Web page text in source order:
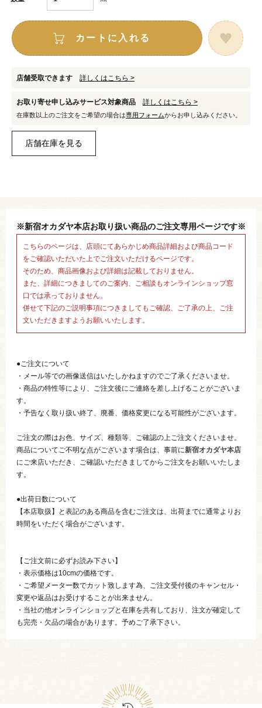
カートに入れる
店舗受取できます 詳しくはこちら >
お取り寄せ申し込みサービス対象商品 詳しくはこちら >
在庫数以上のご注文をご希望の場合は専用フォームからお申し込みください。
※新宿オカダヤ本店お取り扱い商品のご注文専用ページです※
こちらのページは、店頭にてあらかじめ商品詳細および商品コード
をご確認いただいた上でご注文いただけるページです。
そのため、商品画像および詳細は記載しておりません。
また、詳細につきましてのご案内、ご相談もオンラインショップ窓
口では承っておりません。
併せて下記のご説明事項につきましてもご確認、ご了承の上、ご注
文いただきますようお願いいたします。
●ご注文について
・メール等での画像送信はいたしかねますのでご了承くださいませ。
・商品の特性等により、ご注文後にご連絡を差し上げることがございま
す。
・予告なく取り扱い終了、廃番、価格変更になる可能性がございます。
ご注文の際はお色、サイズ、種類等、ご確認の上ご注文くださいませ。
商品についてご不明な点がございます場合は、事前に新宿オカダヤ本店
にご来店いただき、ご確認いただきましてからご注文をお願いいたしま
す。
●出荷日数について
【本店取扱】と表記のある商品を含むご注文は、出荷までに通常よりお
時間をいただく場合がございます。
【ご注文前に必ずお読み下さい】
・表示価格は10cmの価格です。
・ご希望メーター数でカット致します為、ご注文受付後のキャンセル・
変更や返品はお受けすることが出来ません。
・当社の他オンラインショップと在庫を共有しており、注文が確定して
も完売・欠品の場合があります。予めご了承下さい。